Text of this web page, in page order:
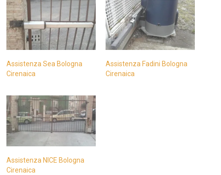
Assistenza Sea Bologna
Cirenaica
Assistenza Fadini Bologna
Cirenaica
Assistenza NICE Bologna
Cirenaica